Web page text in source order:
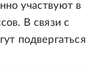
участвуют в
В связи с
подвергаться